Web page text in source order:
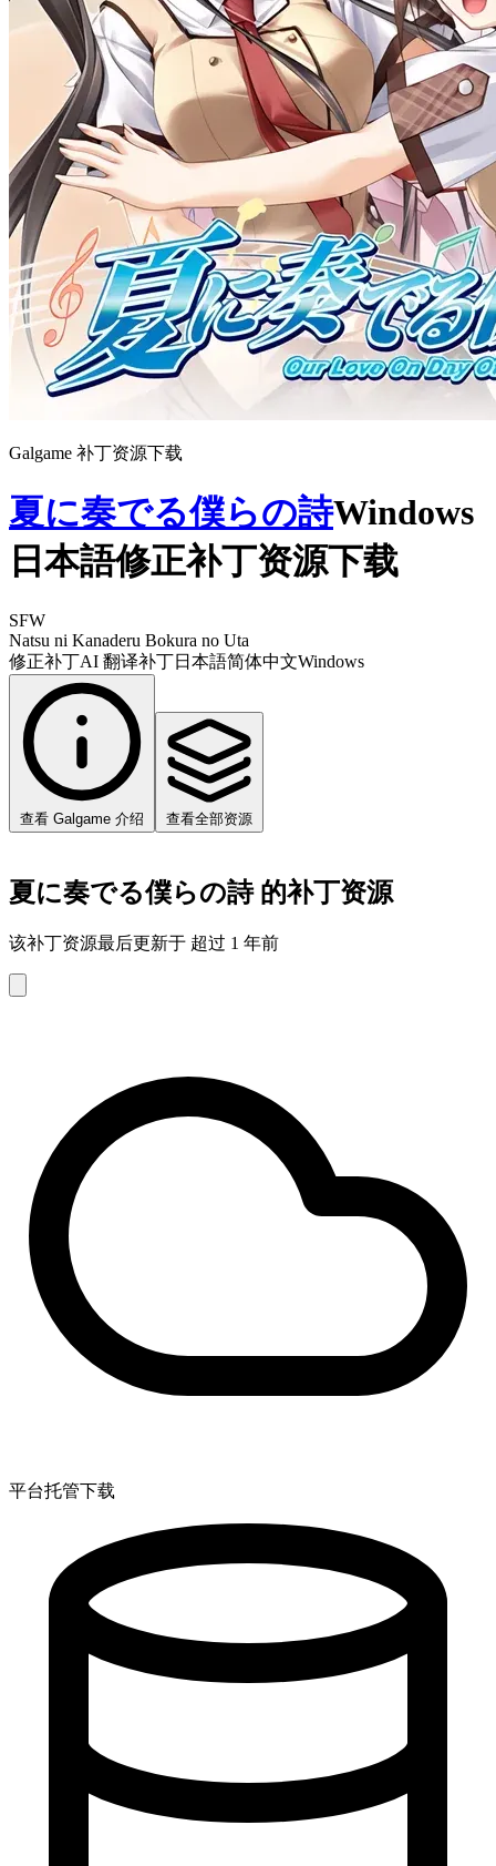
Galgame 补丁资源下载
夏に奏でる僕らの詩Windows
日本語修正补丁资源下载
SFW
Natsu ni Kanaderu Bokura no Uta
修正补丁AI 翻译补丁日本語简体中文Windows
查看 Galgame 介绍 查看全部资源
夏に奏でる僕らの詩 的补丁资源
该补丁资源最后更新于 超过 1 年前
平台托管下载